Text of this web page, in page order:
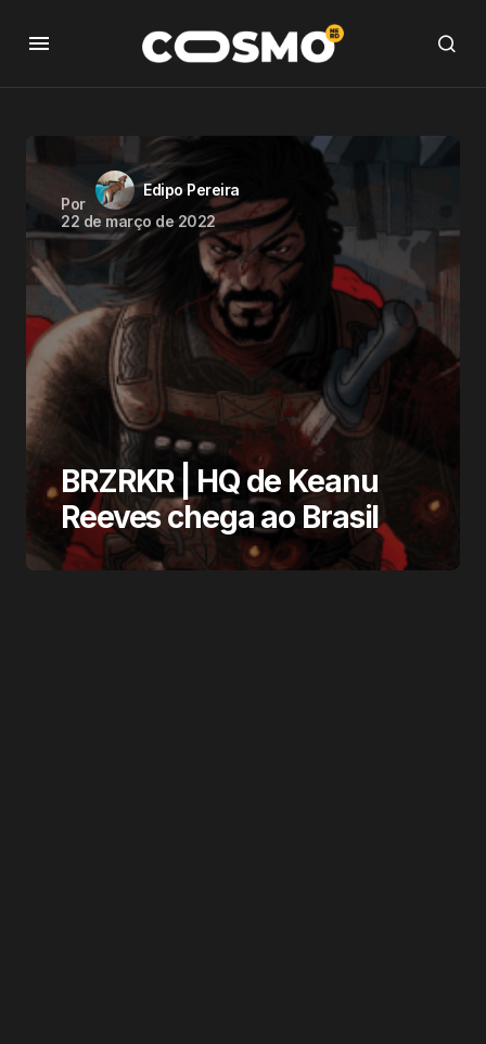
Por
Edipo Pereira
22 de março de 2022
BRZRKR | HQ de Keanu
Reeves chega ao Brasil